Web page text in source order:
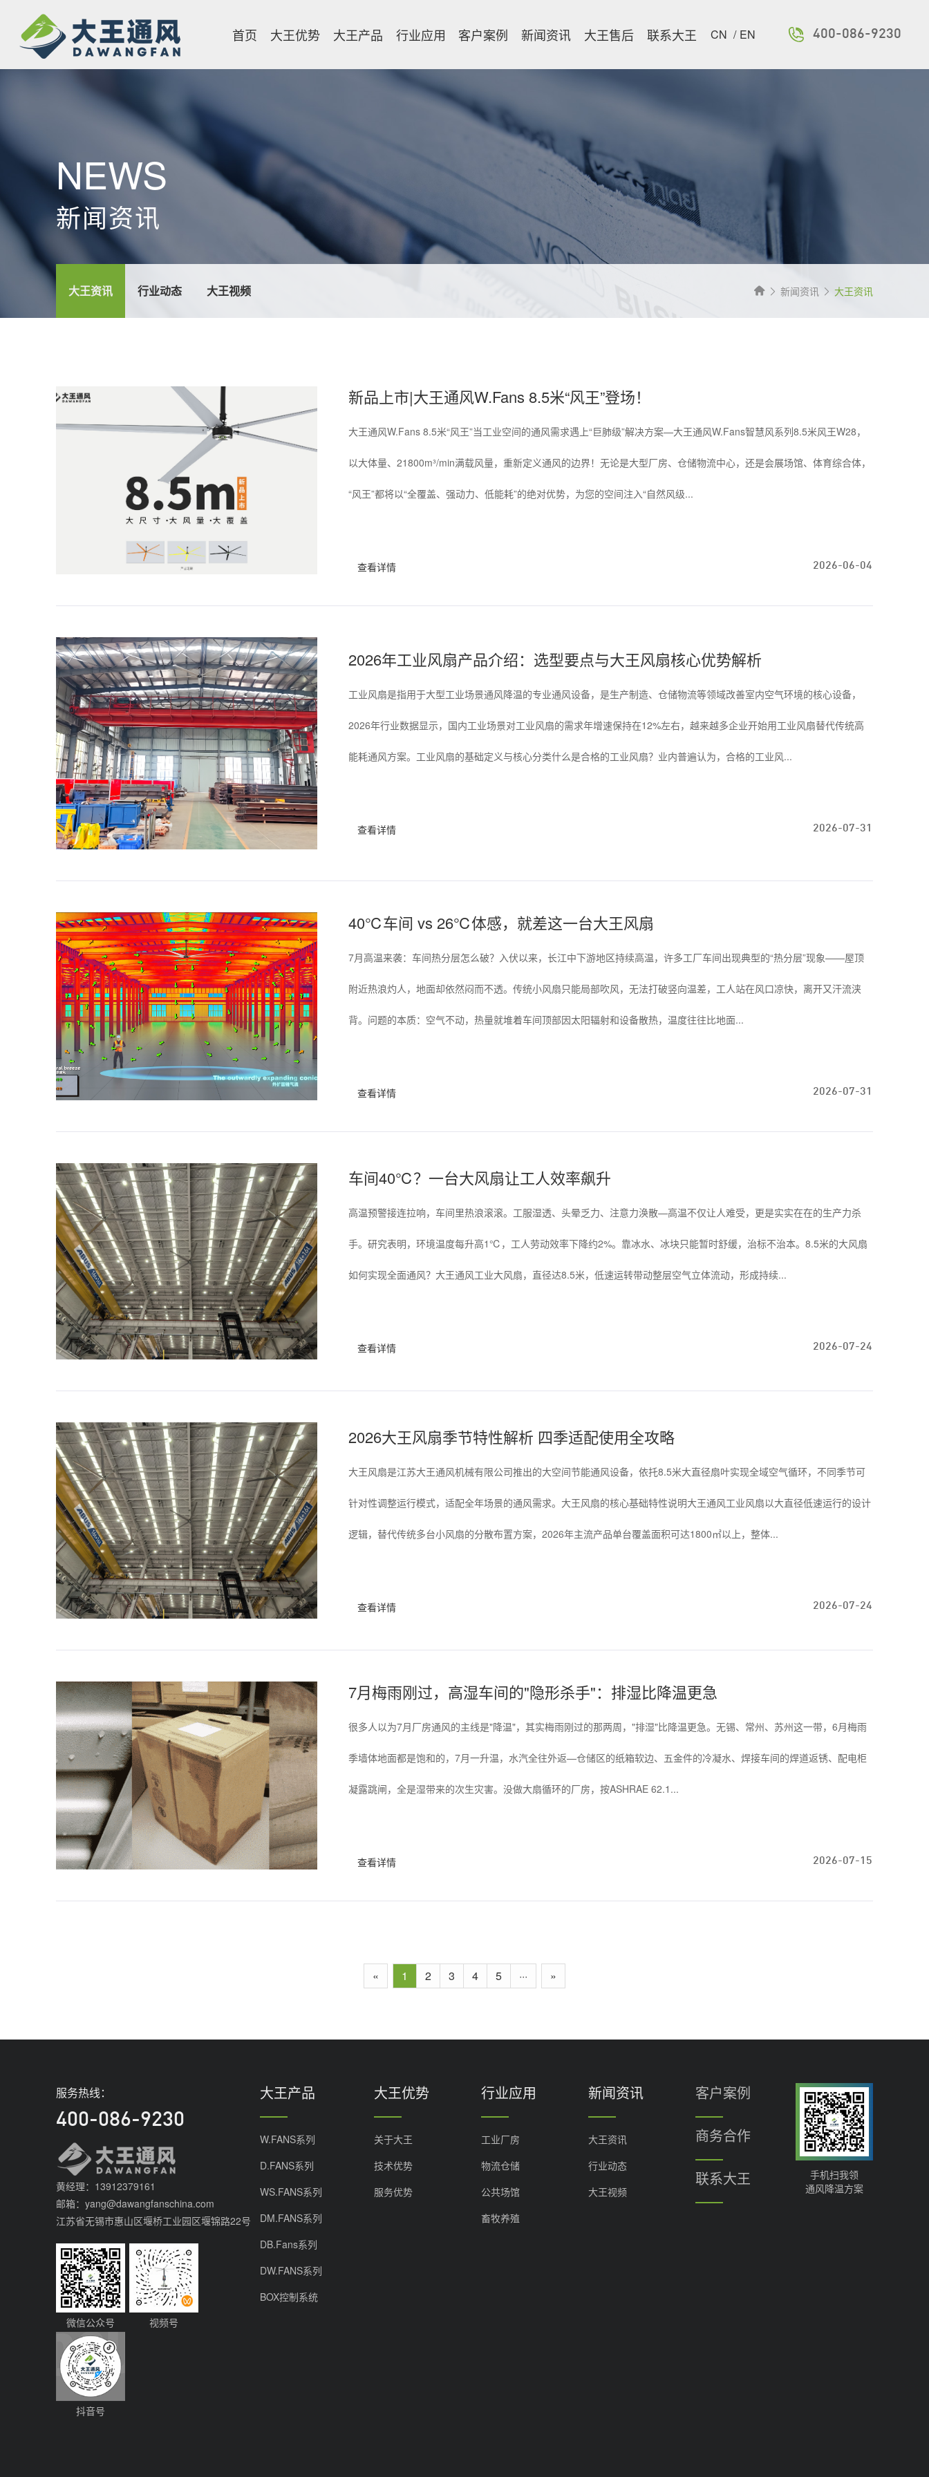
首页 大王优势 大王产品 行业应用 客户案例 新闻资讯 大王售后 联系大王 400-086-9230
CN / EN
NEWS
新闻资讯
大王资讯 行业动态 大王视频 新闻资讯 大王资讯
新品上市|大王通风W.Fans 8.5米“风王”登场！
大王通风W.Fans 8.5米“风王”当工业空间的通风需求遇上“巨肺级”解决方案—大王通风W.Fans智慧风系列8.5米风王W28，
以大体量、21800m³/min满载风量，重新定义通风的边界！无论是大型厂房、仓储物流中心，还是会展场馆、体育综合体，
“风王”都将以“全覆盖、强动力、低能耗”的绝对优势，为您的空间注入“自然风级...
查看详情 2026-06-04
2026年工业风扇产品介绍：选型要点与大王风扇核心优势解析
工业风扇是指用于大型工业场景通风降温的专业通风设备，是生产制造、仓储物流等领域改善室内空气环境的核心设备，
2026年行业数据显示，国内工业场景对工业风扇的需求年增速保持在12%左右，越来越多企业开始用工业风扇替代传统高
能耗通风方案。工业风扇的基础定义与核心分类什么是合格的工业风扇？业内普遍认为，合格的工业风...
查看详情 2026-07-31
40℃车间 vs 26℃体感，就差这一台大王风扇
7月高温来袭：车间热分层怎么破？入伏以来，长江中下游地区持续高温，许多工厂车间出现典型的“热分层”现象——屋顶
附近热浪灼人，地面却依然闷而不透。传统小风扇只能局部吹风，无法打破竖向温差，工人站在风口凉快，离开又汗流浃
背。问题的本质：空气不动，热量就堆着车间顶部因太阳辐射和设备散热，温度往往比地面...
查看详情 2026-07-31
车间40℃？一台大风扇让工人效率飙升
高温预警接连拉响，车间里热浪滚滚。工服湿透、头晕乏力、注意力涣散—高温不仅让人难受，更是实实在在的生产力杀
手。研究表明，环境温度每升高1℃，工人劳动效率下降约2%。靠冰水、冰块只能暂时舒缓，治标不治本。8.5米的大风扇
如何实现全面通风？大王通风工业大风扇，直径达8.5米，低速运转带动整层空气立体流动，形成持续...
查看详情 2026-07-24
2026大王风扇季节特性解析 四季适配使用全攻略
大王风扇是江苏大王通风机械有限公司推出的大空间节能通风设备，依托8.5米大直径扇叶实现全域空气循环，不同季节可
针对性调整运行模式，适配全年场景的通风需求。大王风扇的核心基础特性说明大王通风工业风扇以大直径低速运行的设计
逻辑，替代传统多台小风扇的分散布置方案，2026年主流产品单台覆盖面积可达1800㎡以上，整体...
查看详情 2026-07-24
7月梅雨刚过，高湿车间的"隐形杀手"：排湿比降温更急
很多人以为7月厂房通风的主线是"降温"，其实梅雨刚过的那两周，"排湿"比降温更急。无锡、常州、苏州这一带，6月梅雨
季墙体地面都是饱和的，7月一升温，水汽全往外返—仓储区的纸箱软边、五金件的冷凝水、焊接车间的焊道返锈、配电柜
凝露跳闸，全是湿带来的次生灾害。没做大扇循环的厂房，按ASHRAE 62.1...
查看详情 2026-07-15
« 1 2 3 4 5 ··· »
服务热线：
400-086-9230
黄经理：13912379161
邮箱：yang@dawangfanschina.com
江苏省无锡市惠山区堰桥工业园区堰锦路22号
微信公众号 视频号
抖音号
大王产品
W.FANS系列
D.FANS系列
WS.FANS系列
DM.FANS系列
DB.Fans系列
DW.FANS系列
BOX控制系统
大王优势
关于大王
技术优势
服务优势
行业应用
工业厂房
物流仓储
公共场馆
畜牧养殖
新闻资讯
大王资讯
行业动态
大王视频
客户案例
商务合作
联系大王
手机扫我领
通风降温方案